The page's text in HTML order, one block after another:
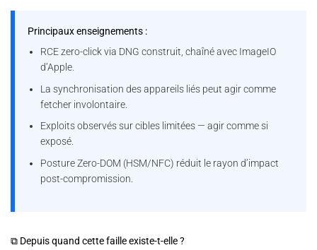
Principaux enseignements :
RCE zero-click via DNG construit, chaîné avec ImageIO
d’Apple.
La synchronisation des appareils liés peut agir comme
fetcher involontaire.
Exploits observés sur cibles limitées — agir comme si
exposé.
Posture Zero-DOM (HSM/NFC) réduit le rayon d’impact
post-compromission.
⧉ Depuis quand cette faille existe-t-elle ?